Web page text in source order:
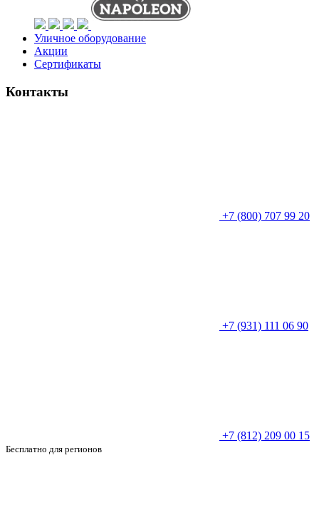
Уличное оборудование
Акции
Сертификаты
Контакты
+7 (800) 707 99 20
+7 (931) 111 06 90
+7 (812) 209 00 15
Бесплатно для регионов